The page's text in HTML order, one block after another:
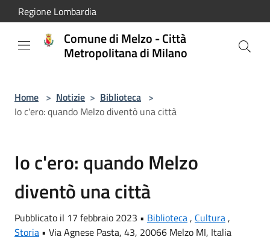
Salta al contenuto principale
Regione Lombardia
Comune di Melzo - Città
Metropolitana di Milano
Home > Notizie > Biblioteca >
Io c'ero: quando Melzo diventò una città
Io c'ero: quando Melzo
diventò una città
Pubblicato il 17 febbraio 2023 • Biblioteca, Cultura,
Storia • Via Agnese Pasta, 43, 20066 Melzo MI, Italia